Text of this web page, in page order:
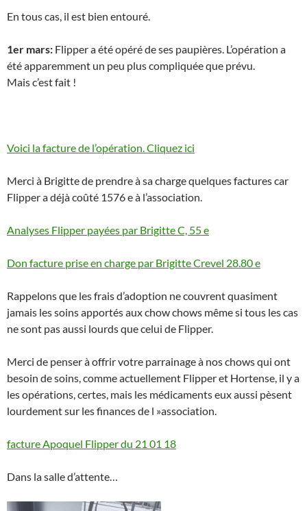
En tous cas, il est bien entouré.
1er mars: Flipper a été opéré de ses paupières. L’opération a
été apparemment un peu plus compliquée que prévu.
Mais c’est fait !
Voici la facture de l’opération. Cliquez ici
Merci à Brigitte de prendre à sa charge quelques factures car
Flipper a déjà coûté 1576 e à l’association.
Analyses Flipper payées par Brigitte C, 55 e
Don facture prise en charge par Brigitte Crevel 28.80 e
Rappelons que les frais d’adoption ne couvrent quasiment
jamais les soins apportés aux chow chows même si tous les cas
ne sont pas aussi lourds que celui de Flipper.
Merci de penser à offrir votre parrainage à nos chows qui ont
besoin de soins, comme actuellement Flipper et Hortense, il y a
les opérations, certes, mais les médicaments eux aussi pèsent
lourdement sur les finances de l »association.
facture Apoquel Flipper du 21 01 18
Dans la salle d’attente…